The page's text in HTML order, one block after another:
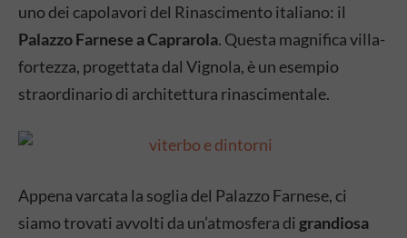
uno dei capolavori del Rinascimento italiano: il
Palazzo Farnese a Caprarola. Questa magnifica villa-
fortezza, progettata dal Vignola, è un esempio
straordinario di architettura rinascimentale.
Appena varcata la soglia del Palazzo Farnese, ci
siamo trovati avvolti da un’atmosfera di grandiosa